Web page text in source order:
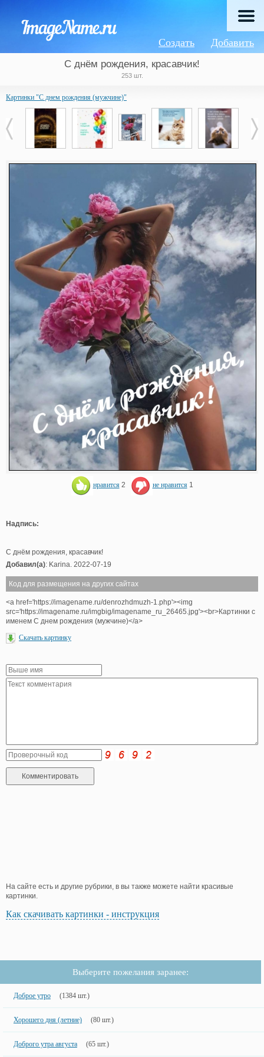
Добавить
Создать
С днём рождения, красавчик!
253 шт.
Картинки "С днем рождения (мужчине)"
нравится 2 не нравится 1
Надпись:
С днём рождения, красавчик!
Добавил(а): Karina. 2022-07-19
Код для размещения на других сайтах
<a href='https://imagename.ru/denrozhdmuzh-1.php'><img
src='https://imagename.ru/imgbig/imagename_ru_26465.jpg'><br>Картинки с
именем С днем рождения (мужчине)</a>
Скачать картинку
На сайте есть и другие рубрики, в вы также можете найти красивые
картинки.
Как скачивать картинки - инструкция
Выберите пожелания заранее:
Доброе утро (1384 шт.)
Хорошего дня (летние) (80 шт.)
Доброго утра августа (65 шт.)